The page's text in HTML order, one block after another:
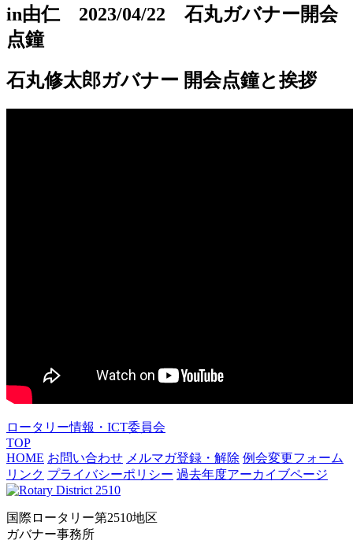
in由仁 2023/04/22 石丸ガバナー開会
点鐘
石丸修太郎ガバナー 開会点鐘と挨拶
ロータリー情報・ICT委員会
TOP
HOME お問い合わせ メルマガ登録・解除 例会変更フォーム
リンク プライバシーポリシー 過去年度アーカイブページ
国際ロータリー第2510地区
ガバナー事務所